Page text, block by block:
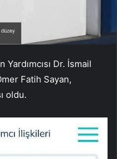
Dr. İsmail
Fatih Sayan,
oldu.